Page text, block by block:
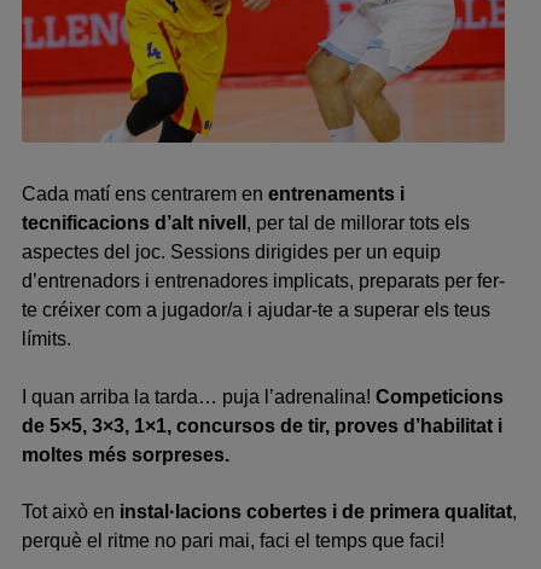
Cada matí ens centrarem en entrenaments i
tecnificacions d’alt nivell , per tal de millorar tots els
aspectes del joc. Sessions dirigides per un equip
d’entrenadors i entrenadores implicats, preparats per fer-
te créixer com a jugador/a i ajudar-te a superar els teus
límits.
I quan arriba la tarda… puja l’adrenalina! Competicions
de 5×5, 3×3, 1×1, concursos de tir, proves d’habilitat i
moltes més sorpreses.
Tot això en instal·lacions cobertes i de primera qualitat,
perquè el ritme no pari mai, faci el temps que faci!